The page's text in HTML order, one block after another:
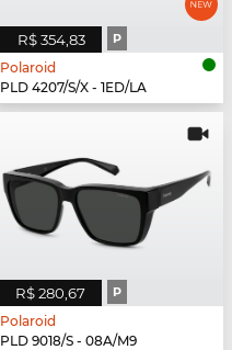
R$ 354,83 P
Polaroid
PLD 4207/S/X - 1ED/LA
R$ 280,67 P
Polaroid
PLD 9018/S - 08A/M9